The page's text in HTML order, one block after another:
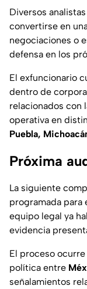
Diversos
convertirse en
negociaciones o
defensa en los
El exfuncionario
dentro de
relacionados con
operativa en
Puebla,
Próxima
La siguiente
programada para
equipo legal ya
evidencia
El proceso
política entre
señalamientos